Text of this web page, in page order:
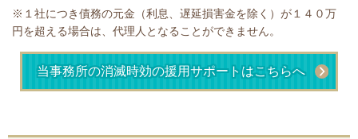
※１社につき債務の元金（利息、遅延損害金を除く）が１４０万
円を超える場合は、代理人となることができません。
当事務所の消滅時効の援用サポートはこちらへ